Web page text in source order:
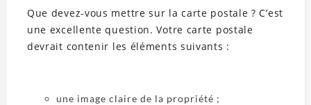
Que devez-vous mettre sur la carte postale ? C’est
une excellente question. Votre carte postale
devrait contenir les éléments suivants :
une image claire de la propriété ;